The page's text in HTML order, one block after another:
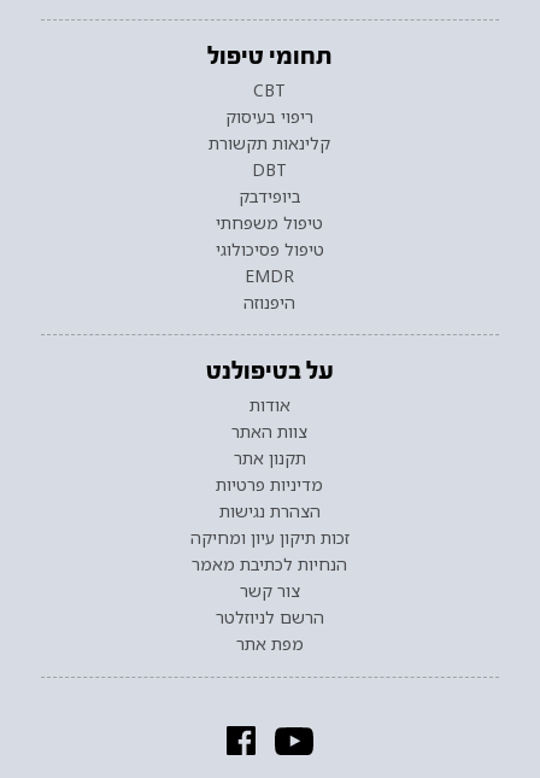
תחומי טיפול
CBT
ריפוי בעיסוק
קלינאות תקשורת
DBT
ביופידבק
טיפול משפחתי
טיפול פסיכולוגי
EMDR
היפנוזה
על בטיפולנט
אודות
צוות האתר
תקנון אתר
מדיניות פרטיות
הצהרת נגישות
זכות תיקון עיון ומחיקה
הנחיות לכתיבת מאמר
צור קשר
הרשם לניוזלטר
מפת אתר